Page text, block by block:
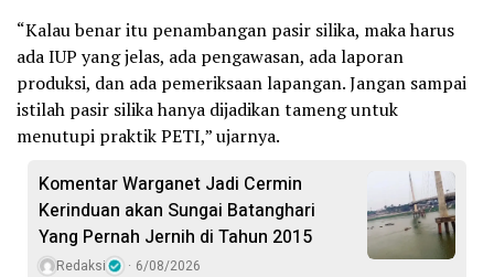
“Kalau benar itu penambangan pasir silika, maka harus
ada IUP yang jelas, ada pengawasan, ada laporan
produksi, dan ada pemeriksaan lapangan. Jangan sampai
istilah pasir silika hanya dijadikan tameng untuk
menutupi praktik PETI,” ujarnya.
Komentar Warganet Jadi Cermin
Kerinduan akan Sungai Batanghari
Yang Pernah Jernih di Tahun 2015
Redaksi 6/08/2026